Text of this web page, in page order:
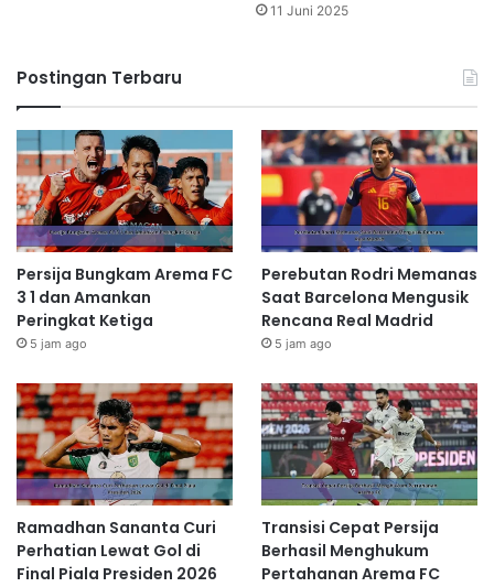
11 Juni 2025
Postingan Terbaru
Persija Bungkam Arema FC
3 1 dan Amankan
Peringkat Ketiga
5 jam ago
Perebutan Rodri Memanas
Saat Barcelona Mengusik
Rencana Real Madrid
5 jam ago
Ramadhan Sananta Curi
Perhatian Lewat Gol di
Final Piala Presiden 2026
Transisi Cepat Persija
Berhasil Menghukum
Pertahanan Arema FC